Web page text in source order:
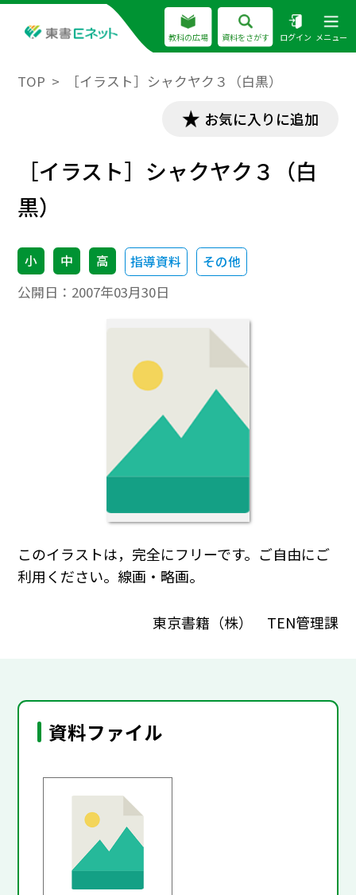
教科の広場 資料をさがす ログイン メニュー
TOP ［イラスト］シャクヤク３（白黒）
お気に入りに追加
［イラスト］シャクヤク３（白
黒）
小 中 高 指導資料 その他
公開日： 2007年03月30日
このイラストは，完全にフリーです。ご自由にご
利用ください。線画・略画。
東京書籍（株） TEN管理課
資料ファイル